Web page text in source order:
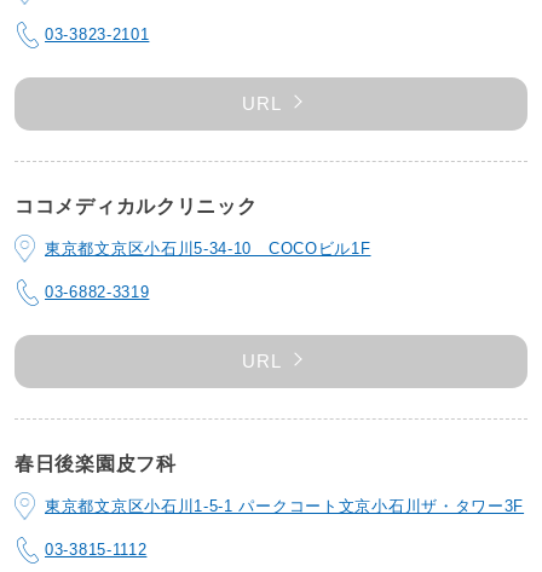
03-3823-2101
URL
ココメディカルクリニック
東京都文京区小石川5-34-10 COCOビル1F
03-6882-3319
URL
春日後楽園皮フ科
東京都文京区小石川1-5-1 パークコート文京小石川ザ・タワー3F
03-3815-1112